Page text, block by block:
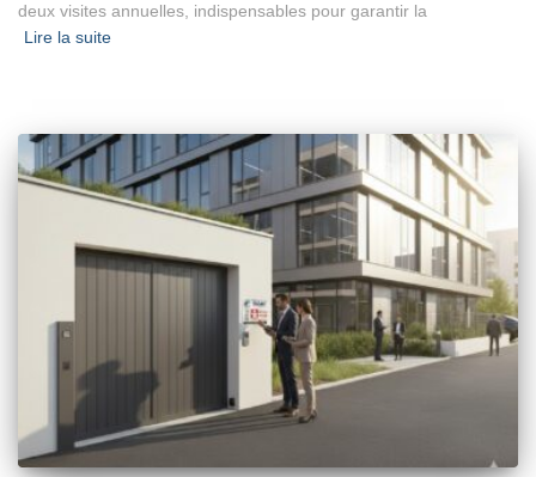
deux visites annuelles, indispensables pour garantir la
Lire la suite